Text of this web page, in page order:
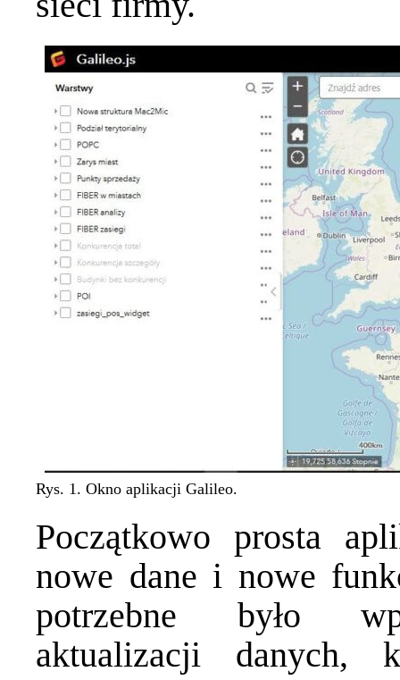
Rys. 1. Okno aplikacji Galileo.
Początkowo prosta
nowe dane i nowe
potrzebne było
aktualizacji